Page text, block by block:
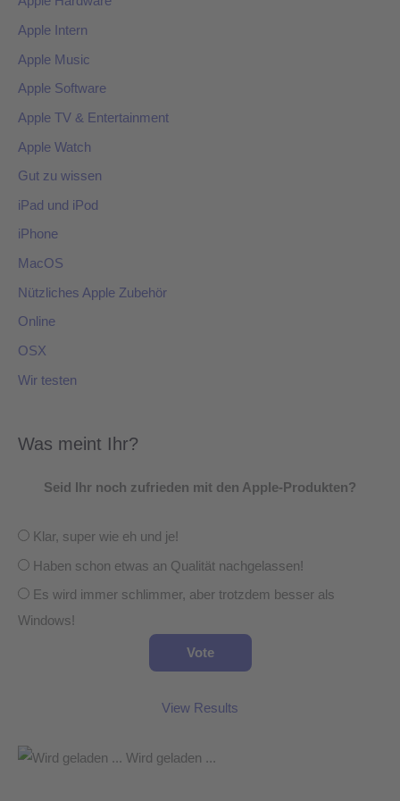
Apple Intern
Apple Music
Apple Software
Apple TV & Entertainment
Apple Watch
Gut zu wissen
iPad und iPod
iPhone
MacOS
Nützliches Apple Zubehör
Online
OSX
Wir testen
Was meint Ihr?
Seid Ihr noch zufrieden mit den Apple-Produkten?
Klar, super wie eh und je!
Haben schon etwas an Qualität nachgelassen!
Es wird immer schlimmer, aber trotzdem besser als
Windows!
View Results
Wird geladen ...